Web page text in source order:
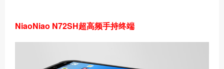
NiaoNiao N72SH超高频手持终端